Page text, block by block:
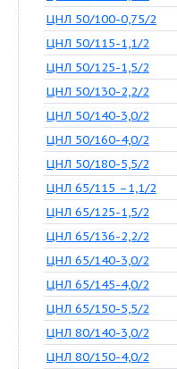
ЦНЛ 32/100-1,1/2
ЦНЛ 32/105-1,5/2
ЦНЛ 32/110-2,2/2
ЦНЛ 40/90-0,75/2
ЦНЛ 40/100-1,1/2
ЦНЛ 40/110-1,5/2
ЦНЛ 40/115-1,5/2
ЦНЛ 40/125-2,2/2
ЦНЛ 50/100-0,75/2
ЦНЛ 50/115-1,1/2
ЦНЛ 50/125-1,5/2
ЦНЛ 50/130-2,2/2
ЦНЛ 50/140-3,0/2